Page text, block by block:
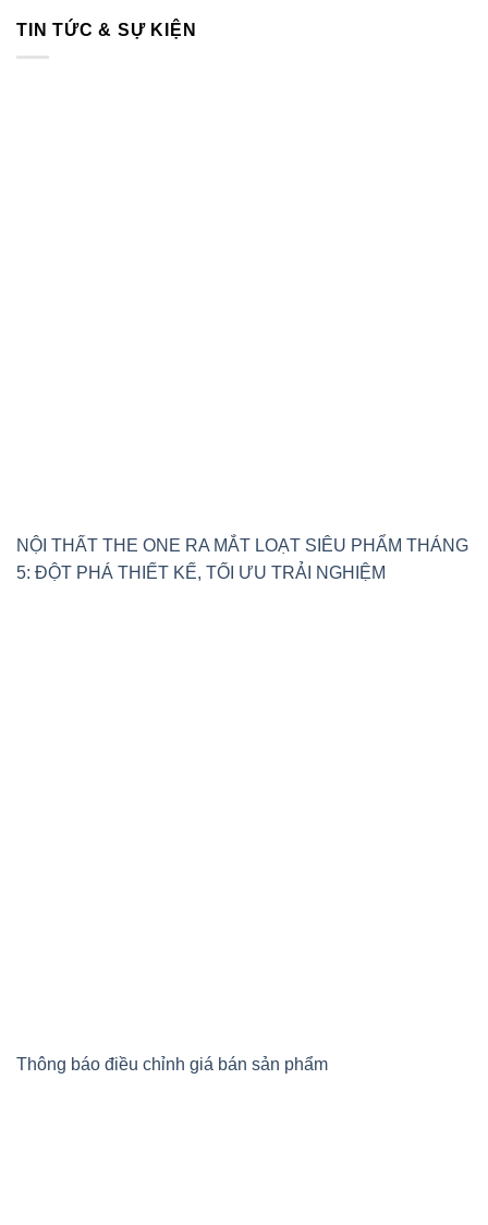
TIN TỨC & SỰ KIỆN
NỘI THẤT THE ONE RA MẮT LOẠT SIÊU PHẨM THÁNG
5: ĐỘT PHÁ THIẾT KẾ, TỐI ƯU TRẢI NGHIỆM
Thông báo điều chỉnh giá bán sản phẩm